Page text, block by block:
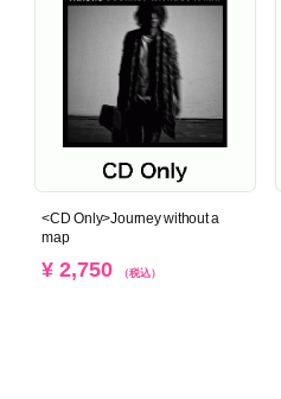
<CD Only>Journey without a
map
¥ 2,750 （税込）